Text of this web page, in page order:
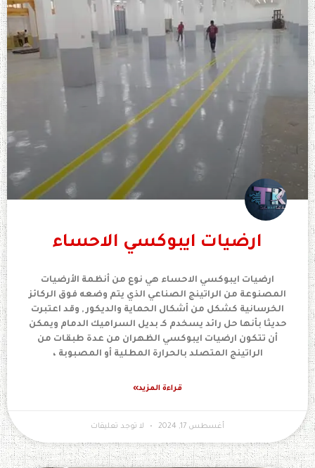
ارضيات ايبوكسي الاحساء
ارضيات ايبوكسي الاحساء هي نوع من أنظمة الأرضيات
المصنوعة من الراتينج الصناعي الذي يتم وضعه فوق الركائز
الخرسانية كشكل من أشكال الحماية والديكور , وقد اعتبرت
حديثا بأنها حل رائد يسخدم كـ بديل السراميك الدمام ويمكن
أن تتكون ارضيات ايبوكسي الظهران من عدة طبقات من
الراتينج المتصلد بالحرارة المطلية أو المصبوبة ،
قراءة المزيد»
أغسطس 17, 2024 لا توجد تعليقات